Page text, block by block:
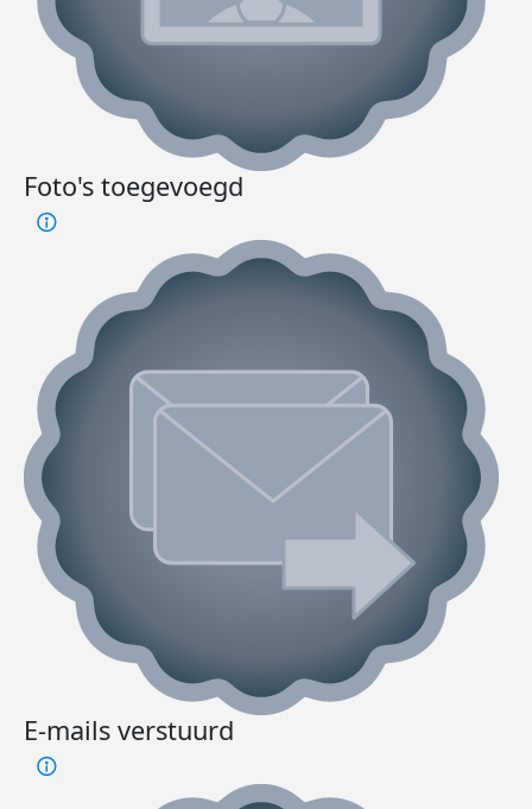
Foto's toegevoegd
E-mails verstuurd